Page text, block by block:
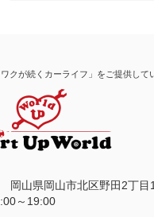
クが続くカーライフ」をご提供して
岡山県岡山市北区野田2丁目
～19:00